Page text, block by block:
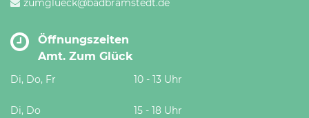
Öffnungszeiten
Amt. Zum Glück
Di, Do, Fr 10 - 13 Uhr
Di, Do 15 - 18 Uhr